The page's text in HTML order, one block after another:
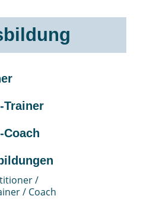
Trainer
Coach
/
/ Coach